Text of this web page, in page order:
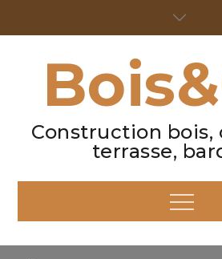
Construction bois,
terrasse,
Menu